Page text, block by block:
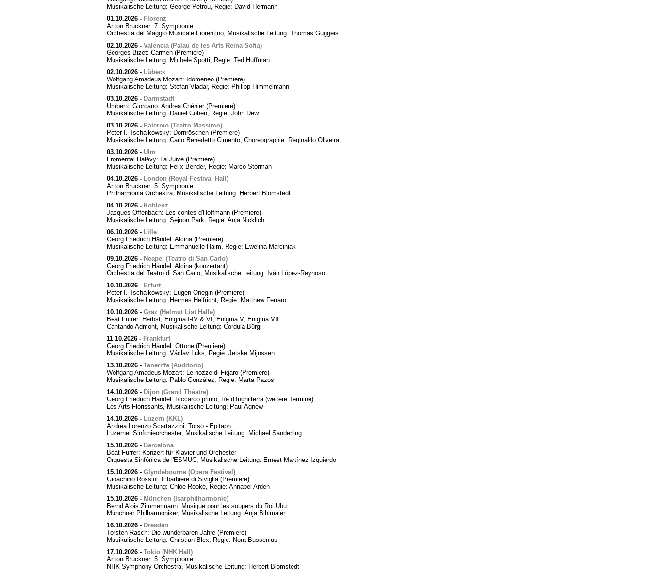
Musikalische Leitung: George Petrou, Regie: David Hermann
01.10.2026- Florenz
Anton Bruckner: 7. Symphonie
Orchestra del Maggio Musicale Fiorentino, Musikalische Leitung: Thomas Guggeis
02.10.2026- Valencia (Palau de les Arts Reina Sofia)
Georges Bizet: Carmen (Premiere)
Musikalische Leitung: Michele Spotti, Regie: Ted Huffman
02.10.2026- Lübeck
Wolfgang Amadeus Mozart: Idomeneo (Premiere)
Musikalische Leitung: Stefan Vladar, Regie: Philipp Himmelmann
03.10.2026- Darmstadt
Umberto Giordano: Andrea Chénier (Premiere)
Musikalische Leitung: Daniel Cohen, Regie: John Dew
03.10.2026- Palermo (Teatro Massimo)
Peter I. Tschaikowsky: Dornröschen (Premiere)
Musikalische Leitung: Carlo Benedetto Cimento, Choreographie: Reginaldo Oliveira
03.10.2026- Ulm
Fromental Halévy: La Juive (Premiere)
Musikalische Leitung: Felix Bender, Regie: Marco Storman
04.10.2026- London (Royal Festival Hall)
Anton Bruckner: 5. Symphonie
Philharmonia Orchestra, Musikalische Leitung: Herbert Blomstedt
04.10.2026- Koblenz
Jacques Offenbach: Les contes d'Hoffmann (Premiere)
Musikalische Leitung: Sejoon Park, Regie: Anja Nicklich
06.10.2026- Lille
Georg Friedrich Händel: Alcina (Premiere)
Musikalische Leitung: Emmanuelle Haim, Regie: Ewelina Marciniak
09.10.2026- Neapel (Teatro di San Carlo)
Georg Friedrich Händel: Alcina (konzertant)
Orchestra del Teatro di San Carlo, Musikalische Leitung: Iván López-Reynoso
10.10.2026- Erfurt
Peter I. Tschaikowsky: Eugen Onegin (Premiere)
Musikalische Leitung: Hermes Helfricht, Regie: Matthew Ferraro
10.10.2026- Graz (Helmut List Halle)
Beat Furrer: Herbst, Enigma I-IV & VI, Enigma V, Enigma VII
Cantando Admont, Musikalische Leitung: Cordula Bürgi
11.10.2026- Frankfurt
Georg Friedrich Händel: Ottone (Premiere)
Musikalische Leitung: Václav Luks, Regie: Jetske Mijnssen
13.10.2026- Teneriffa (Auditorio)
Wolfgang Amadeus Mozart: Le nozze di Figaro (Premiere)
Musikalische Leitung: Pablo González, Regie: Marta Pazos
14.10.2026- Dijon (Grand Théatre)
Georg Friedrich Händel: Riccardo primo, Re d’Inghilterra (weitere Termine)
Les Arts Florissants, Musikalische Leitung: Paul Agnew
14.10.2026- Luzern (KKL)
Andrea Lorenzo Scartazzini: Torso - Epitaph
Luzerner Sinfonieorchester, Musikalische Leitung: Michael Sanderling
15.10.2026- Barcelona
Beat Furrer: Konzert für Klavier und Orchester
Orquesta Sinfónica de l'ESMUC, Musikalische Leitung: Ernest Martínez Izquierdo
15.10.2026- Glyndebourne (Opera Festival)
Gioachino Rossini: Il barbiere di Siviglia (Premiere)
Musikalische Leitung: Chloe Rooke, Regie: Annabel Arden
15.10.2026- München (Isarphilharmonie)
Bernd Alois Zimmermann: Musique pour les soupers du Roi Ubu
Münchner Philharmoniker, Musikalische Leitung: Anja Bihlmaier
16.10.2026- Dresden
Torsten Rasch: Die wunderbaren Jahre (Premiere)
Musikalische Leitung: Christian Blex, Regie: Nora Bussenius
17.10.2026- Tokio (NHK Hall)
Anton Bruckner: 5. Symphonie
NHK Symphony Orchestra, Musikalische Leitung: Herbert Blomstedt